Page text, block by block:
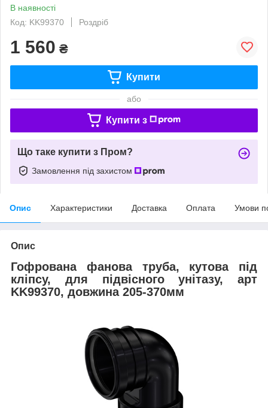
В наявності
Код: KK99370
Роздріб
1 560 ₴
Купити
або
Купити з
Що таке купити з Пром?
Замовлення під захистом
Опис Характеристики Доставка Оплата Умови
Опис
Гофрована фанова труба, кутова під
кліпсу, для підвісного унітазу, арт
KK99370, довжина 205-370мм